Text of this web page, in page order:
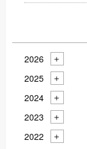
2026
2025
2024
2023
2022